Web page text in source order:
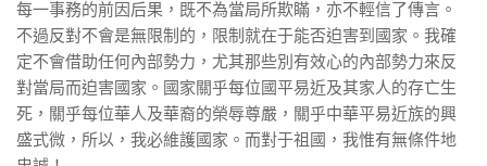
每一事務的前因后果，既不為當局所欺瞞，亦不輕信了傳言。
不過反對不會是無限制的，限制就在于能否迫害到國家。我確
定不會借助任何內部勢力，尤其那些別有效心的內部勢力來反
對當局而迫害國家。國家關乎每位國平易近及其家人的存亡生
死，關乎每位華人及華裔的榮辱尊嚴，關乎中華平易近族的興
盛式微，所以，我必維護國家。而對于祖國，我惟有無條件地